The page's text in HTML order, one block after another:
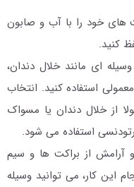
های خود را با آب و صابون
کنید.
وسیله ای مانند خلال دندان،
استفاده کنید. انتخاب
از خلال دندان یا مسواک
استفاده می شود.
آرامش از براکت ها و سیم
این کار، می توانید وسیله